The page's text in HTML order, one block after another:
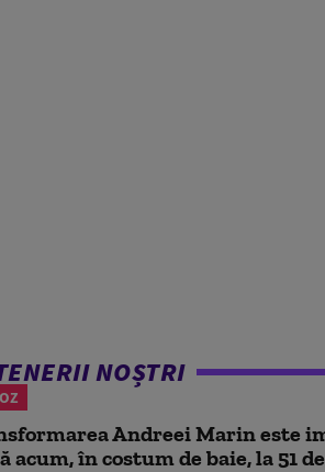
NOȘTRI
Andreei Marin este
acum, în costum de baie, la 51